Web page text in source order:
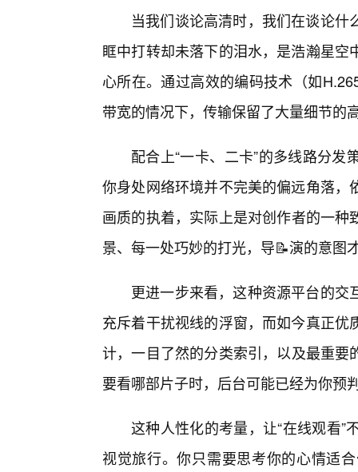
当我们谈论高清时，我们在谈论
眶中打转却未落下的泪水，是浩瀚星
心所在。通过高效的编码技术（如
带宽的情况下，传输保留了大量细节的
配合上“一卡、二卡”的多线路分
你身处网络环境并不完美的偏远角落
画质的执着，实际上是对创作者的一
景、每一处巧妙的打光，导📝演的意图
更进一步来看，这种资源平台的
充斥着干扰视线的浮窗，而如今真正
计，一目了然的分类索引，以及最重
要看哪部片子时，后台可能已经为你预
这种人性化的考量，让“在线观看
视觉旅行。你只需要思考你的心情适